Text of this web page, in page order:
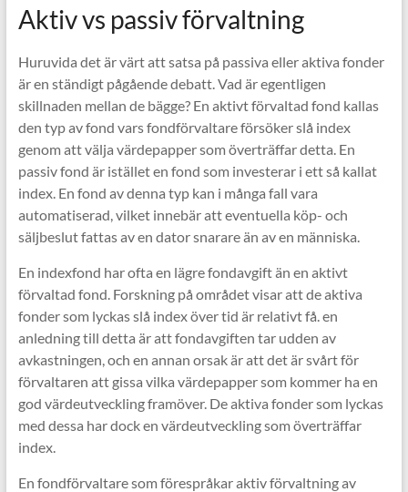
Aktiv vs passiv förvaltning
Huruvida det är värt att satsa på passiva eller aktiva fonder
är en ständigt pågående debatt. Vad är egentligen
skillnaden mellan de bägge? En aktivt förvaltad fond kallas
den typ av fond vars fondförvaltare försöker slå index
genom att välja värdepapper som överträffar detta. En
passiv fond är istället en fond som investerar i ett så kallat
index. En fond av denna typ kan i många fall vara
automatiserad, vilket innebär att eventuella köp- och
säljbeslut fattas av en dator snarare än av en människa.
En indexfond har ofta en lägre fondavgift än en aktivt
förvaltad fond. Forskning på området visar att de aktiva
fonder som lyckas slå index över tid är relativt få. en
anledning till detta är att fondavgiften tar udden av
avkastningen, och en annan orsak är att det är svårt för
förvaltaren att gissa vilka värdepapper som kommer ha en
god värdeutveckling framöver. De aktiva fonder som lyckas
med dessa har dock en värdeutveckling som överträffar
index.
En fondförvaltare som förespråkar aktiv förvaltning av